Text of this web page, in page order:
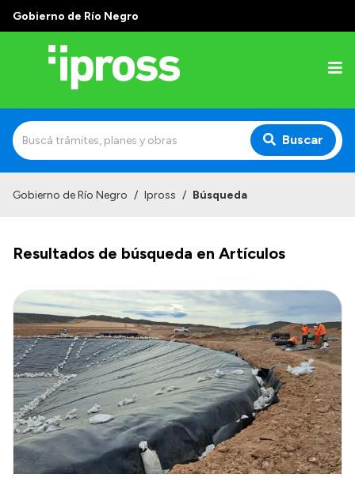
Gobierno de Río Negro
Buscar
¿Qué es IPROSS?
Autoridades
Delegaciones
Consultorios Propios
Presentación CV
Transparencia
Inversión en Salud
Gobierno de Río Negro / Ipross / Búsqueda
Resultados de búsqueda en Artículos